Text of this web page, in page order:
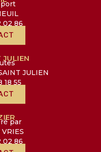
port
02 86
JULIEN
JULIEN
18 55
par
02 86